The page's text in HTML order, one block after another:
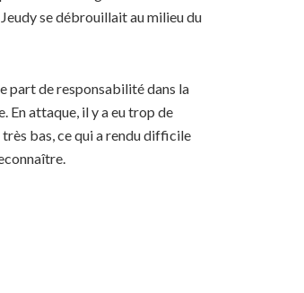
se débrouillait au milieu du
part de responsabilité dans la
En attaque, il y a eu trop de
très bas, ce qui a rendu difficile